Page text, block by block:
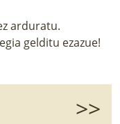
arduratu.
gelditu ezazue!
>>